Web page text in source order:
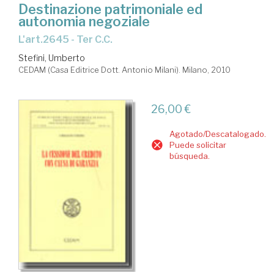
Destinazione patrimoniale ed
autonomia negoziale
l'art.2645 - Ter C.C.
Stefini, Umberto
CEDAM (Casa Editrice Dott. Antonio Milani). Milano, 2010
26,00 €
Agotado/Descatalogado.
Puede solicitar
búsqueda.